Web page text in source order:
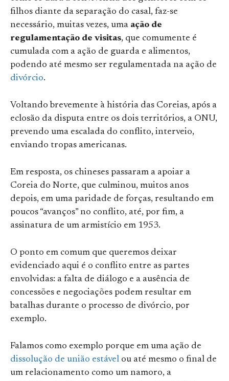
filhos diante da separação do casal, faz-se
necessário, muitas vezes, uma ação de
regulamentação de visitas, que comumente é
cumulada com a ação de guarda e alimentos,
podendo até mesmo ser regulamentada na ação de
divórcio.
Voltando brevemente à história das Coreias, após a
eclosão da disputa entre os dois territórios, a ONU,
prevendo uma escalada do conflito, interveio,
enviando tropas americanas.
Em resposta, os chineses passaram a apoiar a
Coreia do Norte, que culminou, muitos anos
depois, em uma paridade de forças, resultando em
poucos “avanços” no conflito, até, por fim, a
assinatura de um armistício em 1953.
O ponto em comum que queremos deixar
evidenciado aqui é o conflito entre as partes
envolvidas: a falta de diálogo e a ausência de
concessões e negociações podem resultar em
batalhas durante o processo de divórcio, por
exemplo.
Falamos como exemplo porque em uma ação de
dissolução de união estável ou até mesmo o final de
um relacionamento como um namoro, a